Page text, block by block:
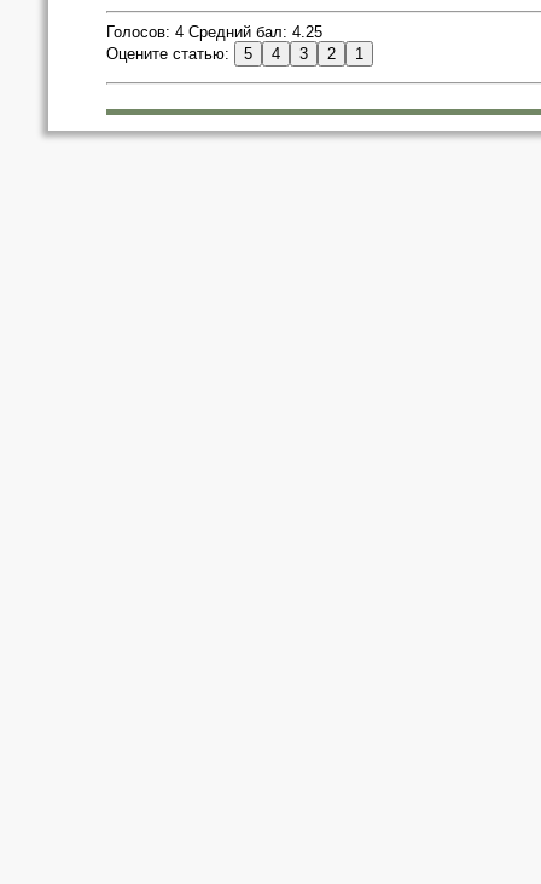
Голосов: 4 Средний бал: 4.25
Оцените статью: